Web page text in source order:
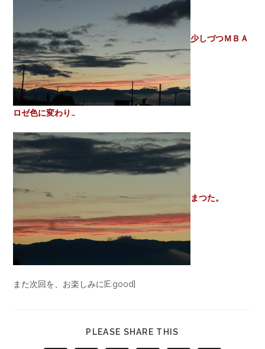
少しづつＭＢＡ
ロゼ色に変わり…
まつた。
また次回を、お楽しみに[E:good]
PLEASE SHARE THIS